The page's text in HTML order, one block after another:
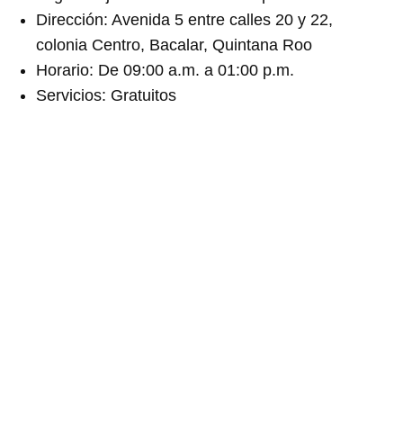
Dirección: Avenida 5 entre calles 20 y 22,
colonia Centro, Bacalar, Quintana Roo
Horario: De 09:00 a.m. a 01:00 p.m.
Servicios: Gratuitos